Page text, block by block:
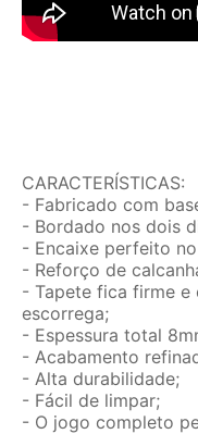
CARACTERÍSTICAS:
- Fabricado com
- Bordado nos dois
- Encaixe perfeito
- Reforço de
- Tapete fica firme e
escorrega;
- Espessura total
- Acabamento
- Alta durabilidade;
- Fácil de limpar;
- O jogo completo